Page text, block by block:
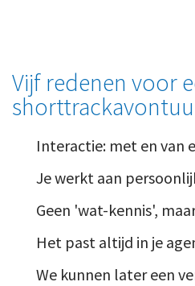
Vijf redenen voor
Interactie: met en van
Je werkt aan
Geen 'wat-kennis',
Het past altijd in je
We kunnen later een